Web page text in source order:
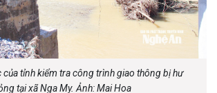
tỉnh kiểm tra công trình giao thông bị hư
tại xã Nga My. Ảnh: Mai Hoa